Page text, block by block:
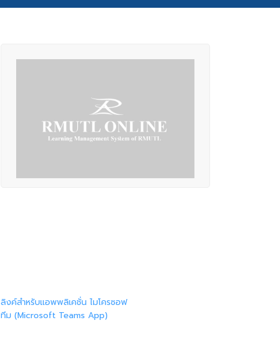
ลิงค์สำหรับแอพพลิเคชั่น ไมโครซอฟ
ทีม (Microsoft Teams App)